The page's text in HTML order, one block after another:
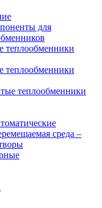
для
теплообменники
теплообменники
теплообменники
среда –